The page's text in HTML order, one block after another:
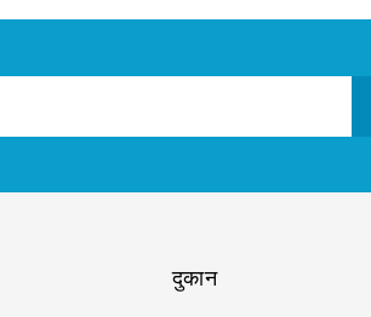
दुकान